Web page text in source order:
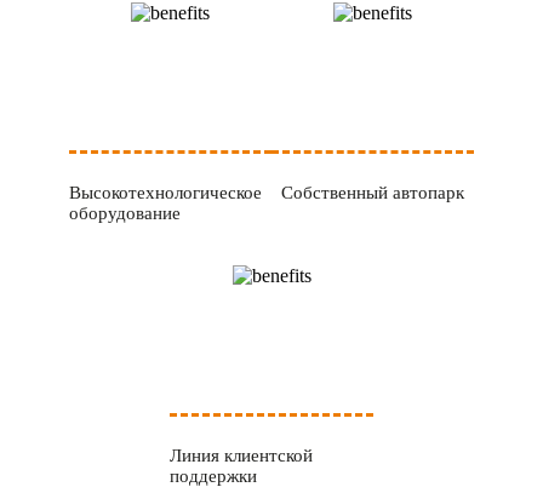
Высокотехнологическое
оборудование
Собственный автопарк
Линия клиентской
поддержки